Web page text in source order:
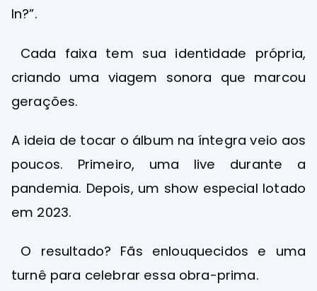
In?”.
Cada faixa tem sua identidade própria,
criando uma viagem sonora que marcou
gerações.
A ideia de tocar o álbum na íntegra veio aos
poucos. Primeiro, uma live durante a
pandemia. Depois, um show especial lotado
em 2023.
O resultado? Fãs enlouquecidos e uma
turnê para celebrar essa obra-prima.